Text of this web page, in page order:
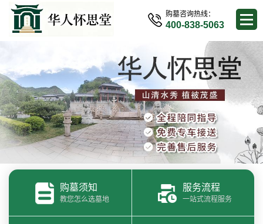
购墓咨询热线：
400-838-5063
购墓须知
教您怎么选墓地
服务流程
一站式流程服务